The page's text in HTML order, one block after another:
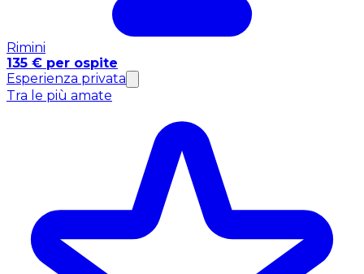
Rimini
135 € per ospite
Esperienza privata
Tra le più amate